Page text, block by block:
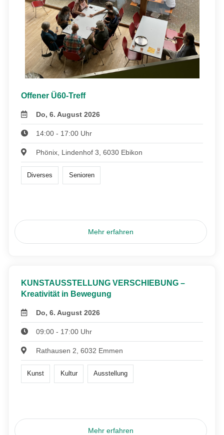
Offener Ü60-Treff
Do, 6. August 2026
14:00 - 17:00 Uhr
Phönix, Lindenhof 3, 6030 Ebikon
Diverses Senioren
Mehr erfahren
KUNSTAUSSTELLUNG VERSCHIEBUNG –
Kreativität in Bewegung
Do, 6. August 2026
09:00 - 17:00 Uhr
Rathausen 2, 6032 Emmen
Kunst Kultur Ausstellung
Mehr erfahren